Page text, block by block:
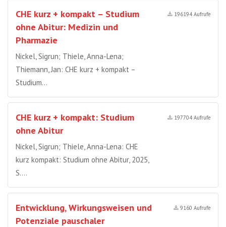
CHE kurz + kompakt – Studium
ohne Abitur: Medizin und
Pharmazie
Nickel, Sigrun; Thiele, Anna-Lena;
Thiemann, Jan: CHE kurz + kompakt –
Studium…
196194 Aufrufe
CHE kurz + kompakt: Studium
ohne Abitur
Nickel, Sigrun; Thiele, Anna-Lena: CHE
kurz kompakt: Studium ohne Abitur, 2025,
S….
197704 Aufrufe
Entwicklung, Wirkungsweisen und
Potenziale pauschaler
9160 Aufrufe